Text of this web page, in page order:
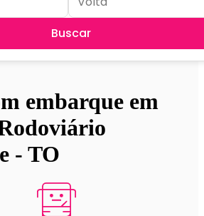
Buscar
embarque em
- TO